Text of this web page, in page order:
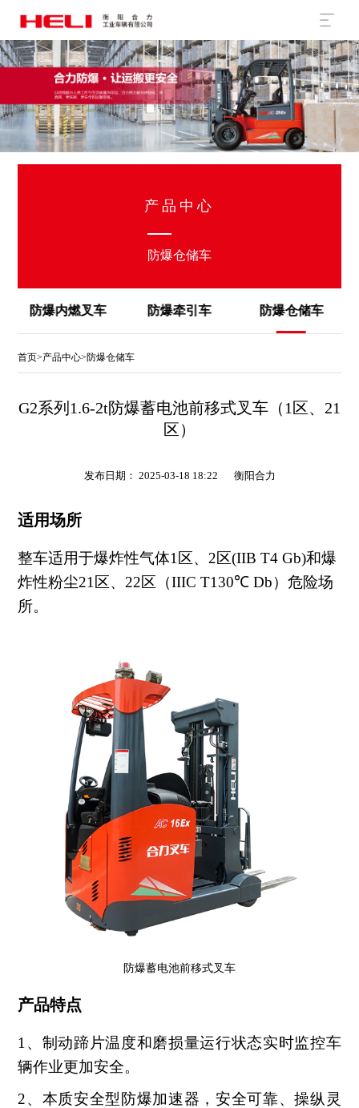
产品中心
防爆仓储车
防爆牵引车 防爆仓储车 防爆搬运车
首页>产品中心>防爆仓储车
G2系列1.6-2t防爆蓄电池前移式叉车（1区、21
区）
发布日期： 2025-03-18 18:22 衡阳合力
适用场所
整车适用于爆炸性气体1区、2区(IIB T4 Gb)和爆
炸性粉尘21区、22区（IIIC T130℃ Db）危险场
所。
防爆蓄电池前移式叉车
产品特点
1、制动蹄片温度和磨损量运行状态实时监控车
辆作业更加安全。
2、本质安全型防爆加速器，安全可靠、操纵灵